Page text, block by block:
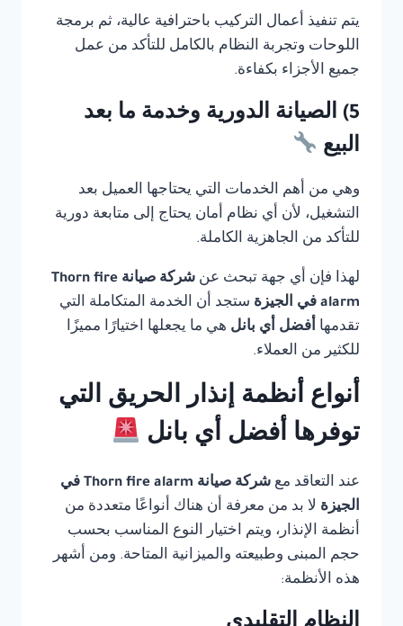
يتم تنفيذ أعمال التركيب باحترافية عالية، ثم برمجة
اللوحات وتجربة النظام بالكامل للتأكد من عمل
جميع الأجزاء بكفاءة.
5) الصيانة الدورية وخدمة ما بعد
البيع
وهي من أهم الخدمات التي يحتاجها العميل بعد
التشغيل، لأن أي نظام أمان يحتاج إلى متابعة دورية
للتأكد من الجاهزية الكاملة.
لهذا فإن أي جهة تبحث عن
شركة صيانة Thorn fire
alarm في الجيزة
ستجد أن الخدمة المتكاملة التي
تقدمها أفضل أي بانل هي ما يجعلها اختيارًا مميزًا
للكثير من العملاء.
أنواع أنظمة إنذار الحريق التي
توفرها أفضل أي بانل
عند التعاقد مع
شركة صيانة Thorn fire alarm في
الجيزة لا بد من معرفة أن هناك أنواعًا متعددة من
أنظمة الإنذار، ويتم اختيار النوع المناسب بحسب
حجم المبنى وطبيعته والميزانية المتاحة. ومن أشهر
هذه الأنظمة: